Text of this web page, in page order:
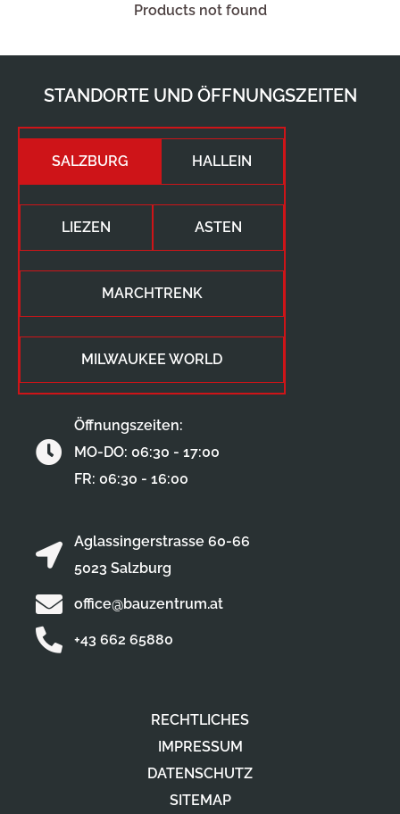
Products not found
RECHTLICHES
IMPRESSUM
DATENSCHUTZ
SITEMAP
STANDORTE UND ÖFFNUNGSZEITEN
SALZBURG HALLEIN
LIEZEN ASTEN
MARCHTRENK
MILWAUKEE WORLD
Aglassingerstrasse 60-66
5023 Salzburg
office@bauzentrum.at
+43 662 65880
Öffnungszeiten:
MO-DO: 06:30 - 17:00
FR: 06:30 - 16:00